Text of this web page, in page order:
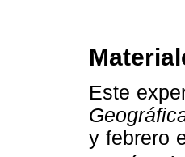
Este
y febrero